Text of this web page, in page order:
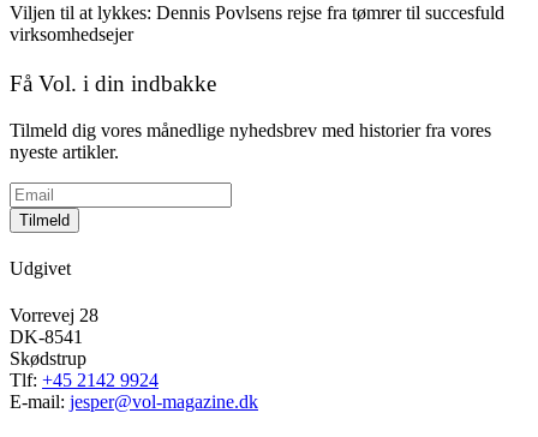
Viljen til at lykkes: Dennis Povlsens rejse fra tømrer til succesfuld
virksomhedsejer
Få Vol. i din indbakke
Tilmeld dig vores månedlige nyhedsbrev med historier fra vores
nyeste artikler.
Tilmeld
Udgivet
Vorrevej 28
DK-8541
Skødstrup
Tlf: +45 2142 9924
E-mail: jesper@vol-magazine.dk